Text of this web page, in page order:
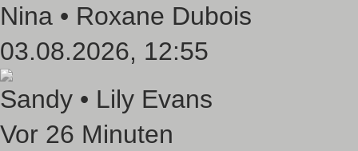
Nina • Roxane Dubois
03.08.2026, 12:55
Sandy • Lily Evans
Vor 26 Minuten